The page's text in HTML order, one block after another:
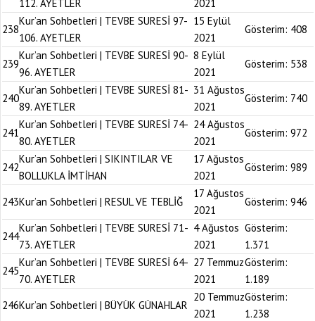
112. AYETLER
2021
238
Kur’an Sohbetleri | TEVBE SURESİ 97-
106. AYETLER
15 Eylül
2021
Gösterim: 408
239
Kur’an Sohbetleri | TEVBE SURESİ 90-
96. AYETLER
8 Eylül
2021
Gösterim: 538
240
Kur’an Sohbetleri | TEVBE SURESİ 81-
89. AYETLER
31 Ağustos
2021
Gösterim: 740
241
Kur’an Sohbetleri | TEVBE SURESİ 74-
80. AYETLER
24 Ağustos
2021
Gösterim: 972
242
Kur’an Sohbetleri | SIKINTILAR VE
BOLLUKLA İMTİHAN
17 Ağustos
2021
Gösterim: 989
243Kur’an Sohbetleri | RESUL VE TEBLİĞ
17 Ağustos
2021
Gösterim: 946
244
Kur’an Sohbetleri | TEVBE SURESİ 71-
73. AYETLER
4 Ağustos
2021
Gösterim:
1.371
245
Kur’an Sohbetleri | TEVBE SURESİ 64-
70. AYETLER
27 Temmuz
2021
Gösterim:
1.189
246Kur’an Sohbetleri | BÜYÜK GÜNAHLAR
20 Temmuz
2021
Gösterim:
1.238